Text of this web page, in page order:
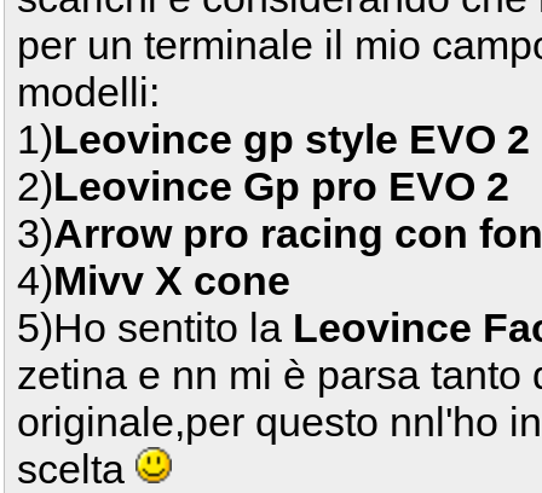
per un terminale il mio
modelli:
1)Leovince gp style EVO 2
2)Leovince Gp pro EVO 2
3)Arrow pro racing con
4)Mivv X cone
5)Ho sentito la Leovince
zetina e nn mi è parsa tanto
originale,per questo nnl'ho
scelta